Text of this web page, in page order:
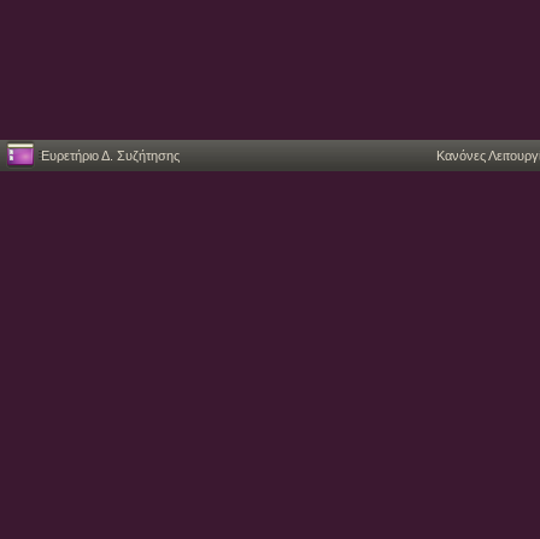
Ευρετήριο Δ. Συζήτησης Κανόνες